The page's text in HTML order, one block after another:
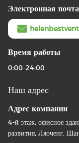
Электронная почта
Время работы
0:00-24:00
Наш адрес
Адрес компании
4-й этаж, офисное
развития, Ляоченг,